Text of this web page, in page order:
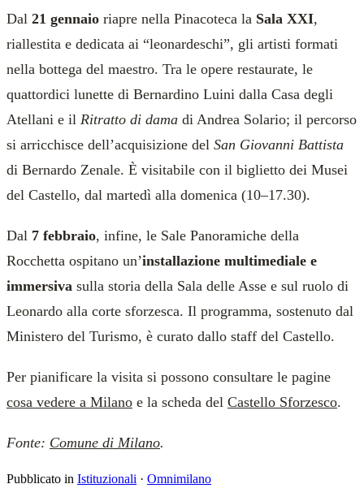
Dal 21 gennaio riapre nella Pinacoteca la Sala XXI,
riallestita e dedicata ai “leonardeschi”, gli artisti formati
nella bottega del maestro. Tra le opere restaurate, le
quattordici lunette di Bernardino Luini dalla Casa degli
Atellani e il Ritratto di dama di Andrea Solario; il percorso
si arricchisce dell’acquisizione del San Giovanni Battista
di Bernardo Zenale. È visitabile con il biglietto dei Musei
del Castello, dal martedì alla domenica (10–17.30).
Dal 7 febbraio, infine, le Sale Panoramiche della
Rocchetta ospitano un’installazione multimediale e
immersiva sulla storia della Sala delle Asse e sul ruolo di
Leonardo alla corte sforzesca. Il programma, sostenuto dal
Ministero del Turismo, è curato dallo staff del Castello.
Per pianificare la visita si possono consultare le pagine
cosa vedere a Milano e la scheda del Castello Sforzesco.
Fonte: Comune di Milano.
Pubblicato in Istituzionali · Omnimilano